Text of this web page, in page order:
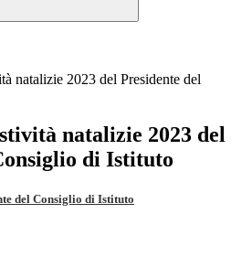
natalizie 2023 del Presidente del
natalizie 2023 del
di Istituto
del Consiglio di Istituto